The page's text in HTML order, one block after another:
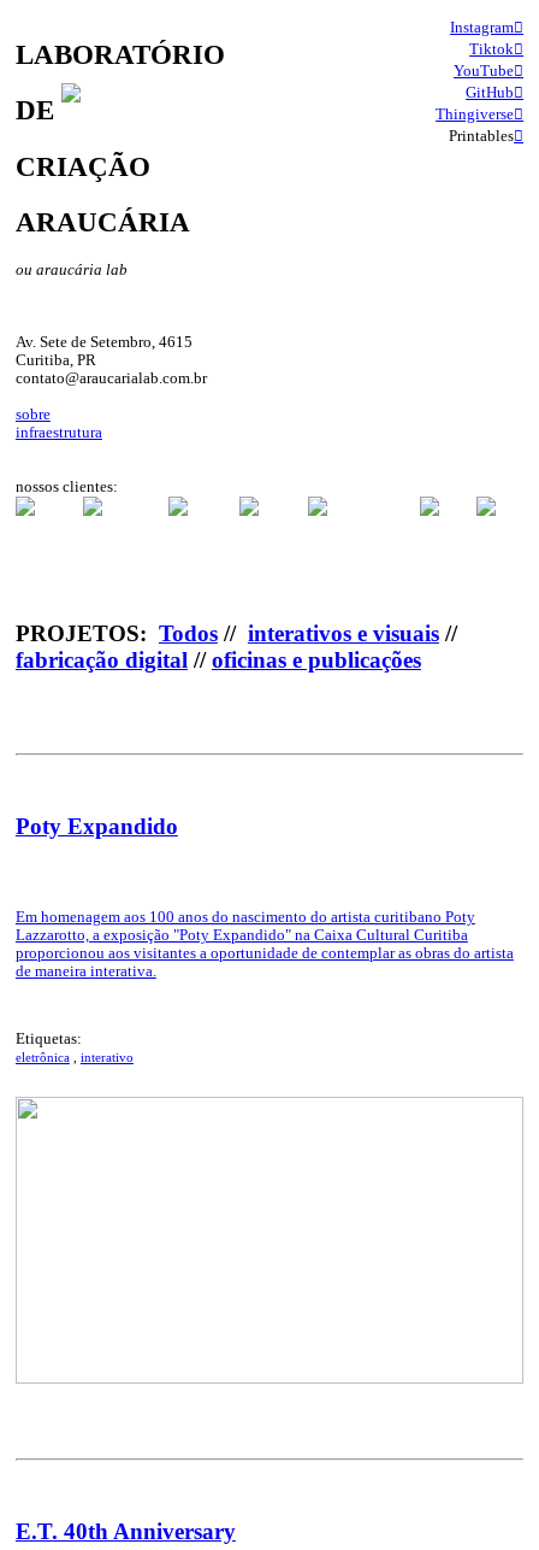
LABORATÓRIO
DE
CRIAÇÃO
ARAUCÁRIA
ou araucária lab
Av. Sete de Setembro, 4615
Curitiba, PR
contato@araucarialab.com.br
sobre
infraestrutura
Instagram︎︎︎
Tiktok︎︎︎
YouTube︎︎︎
GitHub︎︎︎
Thingiverse︎︎︎
Printables︎︎︎
nossos clientes:
PROJETOS: Todos// interativos e visuais//
fabricação digital//oficinas e publicações
Poty Expandido
Em homenagem aos 100 anos do nascimento do artista curitibano Poty
Lazzarotto, a exposição "Poty Expandido" na Caixa Cultural Curitiba
proporcionou aos visitantes a oportunidade de contemplar as obras do artista
de maneira interativa.
Etiquetas:
eletrônica, interativo
E.T. 40th Anniversary